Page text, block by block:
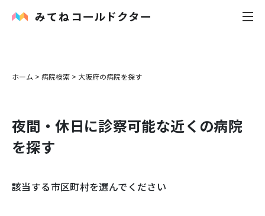
内科
花粉症
感染症
ホーム > 病院検索 > 大阪府の病院を探す
夜間・休日に診察可能な近くの病院
を探す
該当する市区町村を選んでください